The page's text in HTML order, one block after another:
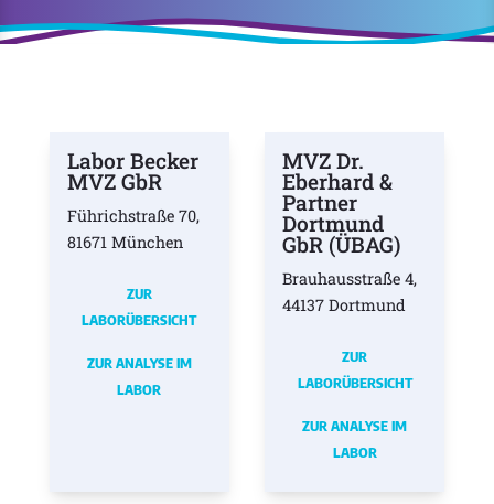
Labor Becker
MVZ GbR
Führichstraße 70,
81671 München
ZUR
LABORÜBERSICHT
ZUR ANALYSE IM
LABOR
MVZ Dr.
Eberhard &
Partner
Dortmund
GbR (ÜBAG)
Brauhausstraße 4,
44137 Dortmund
ZUR
LABORÜBERSICHT
ZUR ANALYSE IM
LABOR